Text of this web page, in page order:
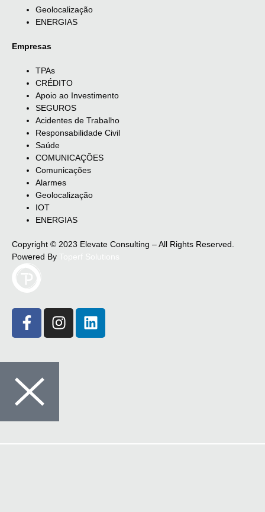
Geolocalização
ENERGIAS
Empresas
TPAs
CRÉDITO
Apoio ao Investimento
SEGUROS
Acidentes de Trabalho
Responsabilidade Civil
Saúde
COMUNICAÇÕES
Comunicações
Alarmes
Geolocalização
IOT
ENERGIAS
Copyright © 2023 Elevate Consulting – All Rights Reserved.
Powered By